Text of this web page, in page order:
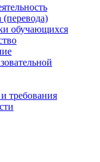
обучающихся
требования